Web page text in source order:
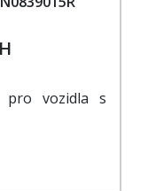
pro vozidla s